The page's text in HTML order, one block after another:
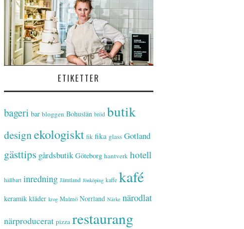
ETIKETTER
bageri bar bloggen Bohuslän bröd butik
designekologiskt fik fika glass Gotland
gästtips gårdsbutik Göteborg hantverk hotell
hållbart inredning Jämtland Jönköping kaffe kafé
keramik kläder krog Malmö Norrland Närke närodlat
närproducerat pizza restaurang